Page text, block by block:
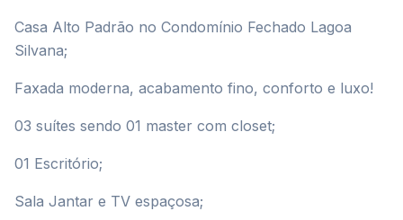
Casa Alto Padrão no Condomínio Fechado Lagoa
Silvana;
Faxada moderna, acabamento fino, conforto e luxo!
03 suítes sendo 01 master com closet;
01 Escritório;
Sala Jantar e TV espaçosa;